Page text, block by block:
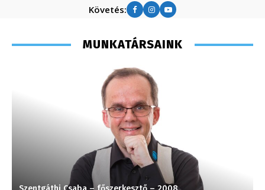
Követés:
MUNKATÁRSAINK